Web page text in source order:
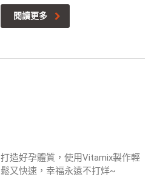
閱讀更多
打造好孕體質，使用Vitamix製作輕
鬆又快速，幸福永遠不打烊~